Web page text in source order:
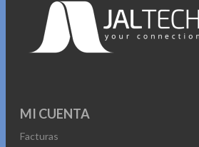
MI CUENTA
Facturas